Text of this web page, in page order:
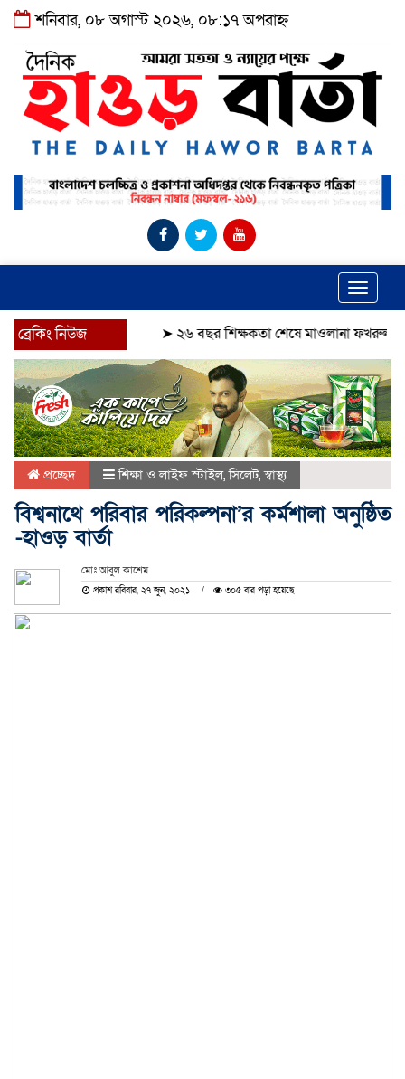
শনিবার, ০৮ অগাস্ট ২০২৬, ০৮:১৭ অপরাহ্ন
Toggle
ব্রেকিং নিউজ ২৬ বছর শিক্ষকতা শেষে মাওলানা ফখরুলকে
প্রচ্ছেদ শিক্ষা ও লাইফ স্টাইল,সিলেট,স্বাস্থ্য
বিশ্বনাথে পরিবার পরিকল্পনা’র কর্মশালা অনুষ্ঠিত
-হাওড় বার্তা
মোঃ আবুল কাশেম
প্রকাশ রবিবার, ২৭ জুন, ২০২১ ৩০৫ বার পড়া হয়েছে